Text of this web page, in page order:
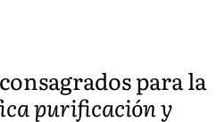
para la
purificación y